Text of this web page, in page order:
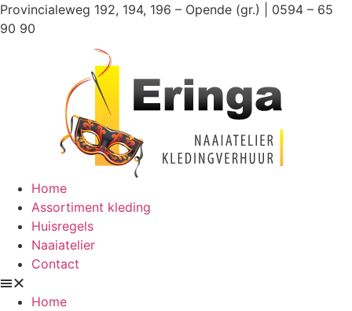
Ga
naar
Provincialeweg 192, 194, 196 – Opende (gr.) | 0594 – 65
90 90
Home
Assortiment kleding
Huisregels
Naaiatelier
Contact
Home